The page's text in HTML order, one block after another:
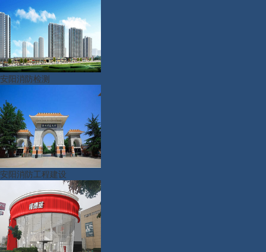
安阳消防检测
安阳消防工程建设